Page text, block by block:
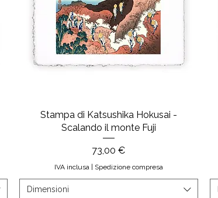
Stampa di Katsushika Hokusai -
Scalando il monte Fuji
Prezzo
73,00 €
IVA inclusa| Spedizione compresa
Dimensioni